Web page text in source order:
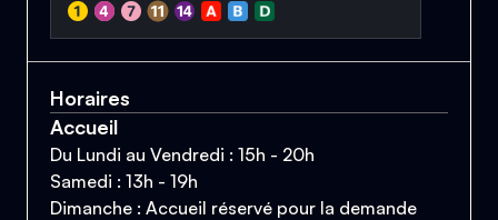
Horaires
Accueil
Du Lundi au Vendredi : 15h - 20h
Samedi : 13h - 19h
Dimanche : Accueil réservé pour la demande